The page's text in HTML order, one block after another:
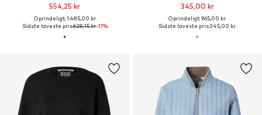
554,25 kr
Oprindeligt: 1.485,00 kr
Sidste laveste pris:628,15 kr-11%
345,00 kr
Oprindeligt: 965,00 kr
Sidste laveste pris:345,00 kr